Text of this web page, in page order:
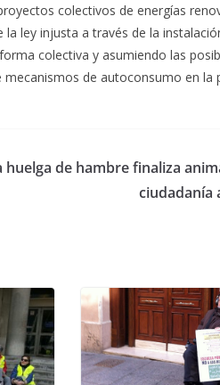
colectivos de energías
ley injusta a través de la
colectiva y asumiendo las
de autoconsumo en la
huelga de hambre finaliza
ciudadanía